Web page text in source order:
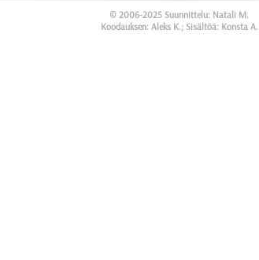
© 2006-2025 Suunnittelu: Natali M.
Koodauksen: Aleks K.; Sisältöä: Konsta A.